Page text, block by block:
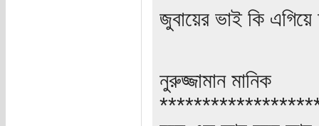
জুবায়ের ভাই কি
নুরুজ্জামান মানিক